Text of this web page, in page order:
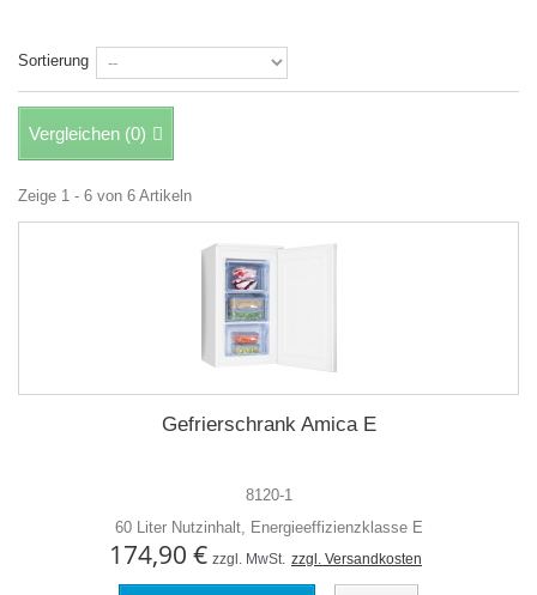
Sortierung
Vergleichen (0)
Zeige 1 - 6 von 6 Artikeln
Gefrierschrank Amica E
8120-1
60 Liter Nutzinhalt, Energieeffizienzklasse E
174,90 € zzgl. MwSt. zzgl. Versandkosten